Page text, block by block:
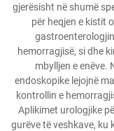
gjerësisht në shumë
për heqjen e kistit
hemorragjisë, si dhe
mbylljen e enëve.
endoskopike lejojnë
kontrollin e
Aplikimet urologjike
gurëve të veshkave, ku